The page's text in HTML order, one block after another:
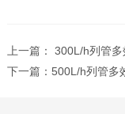
上一篇： 300L/h列管
下一篇： 500L/h列管多